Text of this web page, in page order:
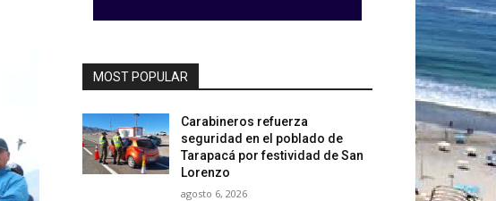
MOST POPULAR
Carabineros refuerza
seguridad en el poblado de
Tarapacá por festividad de San
Lorenzo
agosto 6, 2026